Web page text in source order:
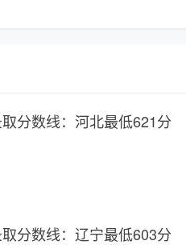
分数线：河北最低621分
分数线：辽宁最低603分